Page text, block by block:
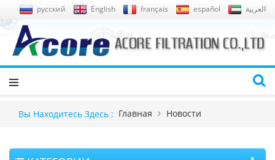
русский English français español العربية
Вы Находитесь Здесь : Главная Новости